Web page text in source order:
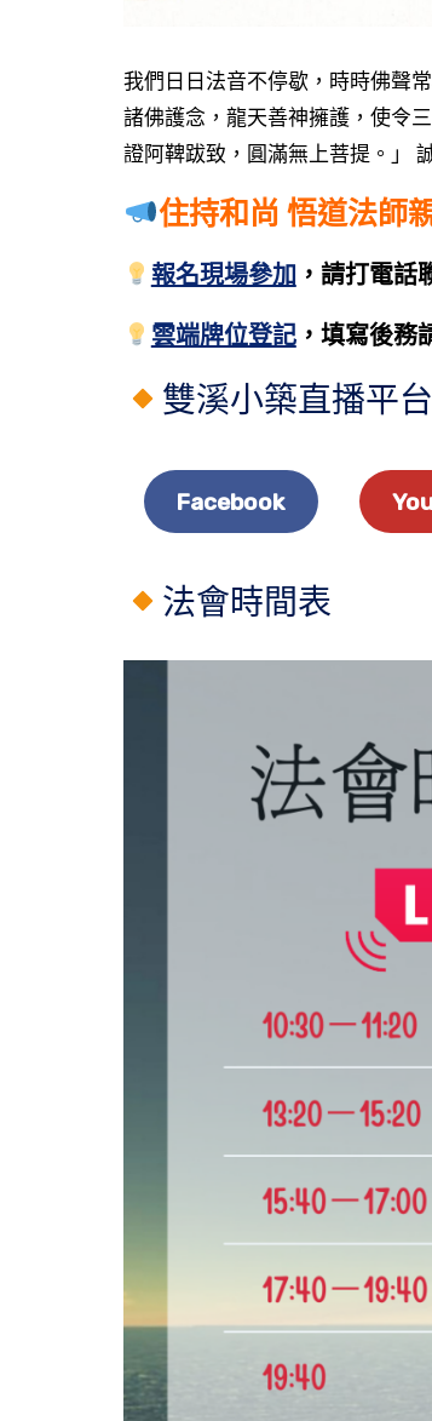
我們日日法音不停歇，時時佛聲
諸佛護念，龍天善神擁護，使令
證阿鞞跋致，圓滿無上菩提。」
住持和尚 悟道法師
報名現場參加 ，請打電話
雲端牌位登記，填寫後務
雙溪小築直播平台
Facebook
法會時間表